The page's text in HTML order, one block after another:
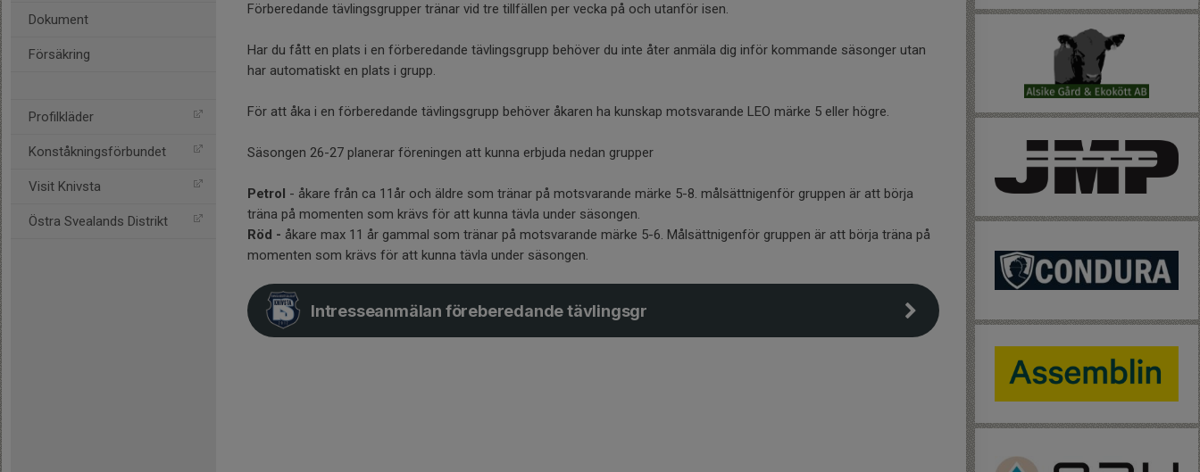
Dokument
Försäkring
Profilkläder
Konståkningsförbundet
Visit Knivsta
Östra Svealands Distrikt
Förberedande tävlingsgrupper tränar vid tre tillfällen per vecka på och utanför isen.
Har du fått en plats i en förberedande tävlingsgrupp behöver du inte åter anmäla dig inför kommande säsonger utan
har automatiskt en plats i grupp.
För att åka i en förberedande tävlingsgrupp behöver åkaren ha kunskap motsvarande LEO märke 5 eller högre.
Säsongen 26-27 planerar föreningen att kunna erbjuda nedan grupper
Petrol - åkare från ca 11år och äldre som tränar på motsvarande märke 5-8. målsättnigenför gruppen är att börja
träna på momenten som krävs för att kunna tävla under säsongen.
Röd - åkare max 11 år gammal som tränar på motsvarande märke 5-6. Målsättnigenför gruppen är att börja träna på
momenten som krävs för att kunna tävla under säsongen.
Intresseanmälan föreberedande tävlingsgr